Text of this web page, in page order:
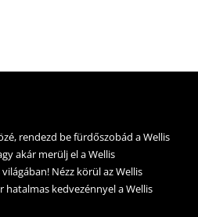
rendezd be fürdőszobád a Wellis
akár merülj el a Wellis
Nézz körül az Wellis
kedvezénnyel a Wellis